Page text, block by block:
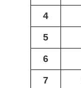
4
5
6
7